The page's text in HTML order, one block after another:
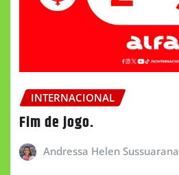
INTERNACIONAL
Fim de jogo.
Andressa Helen Sussuarana